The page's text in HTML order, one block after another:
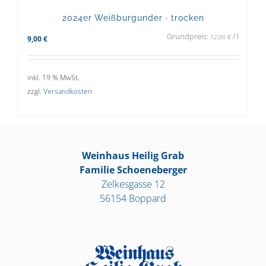
2024er Weißburgunder · trocken
9,00 € Grundpreis: 12,00 € / l
inkl. 19 % MwSt.
zzgl. Versandkosten
Weinhaus Heilig Grab
Familie Schoeneberger
Zelkesgasse 12
56154 Boppard